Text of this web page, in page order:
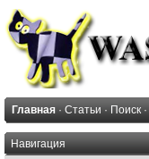
Главная · Статьи · Поиск ·
Навигация